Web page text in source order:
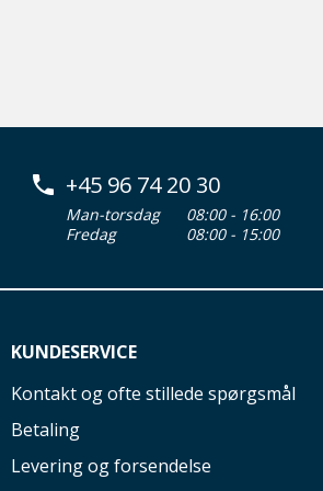
+45 96 74 20 30
Man-torsdag
08:00 - 16:00
Fredag
08:00 - 15:00
KUNDESERVICE
Kontakt og ofte stillede spørgsmål
Betaling
Levering og forsendelse